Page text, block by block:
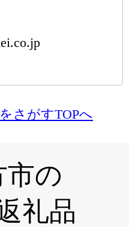
さがすTOPへ
市の
礼品